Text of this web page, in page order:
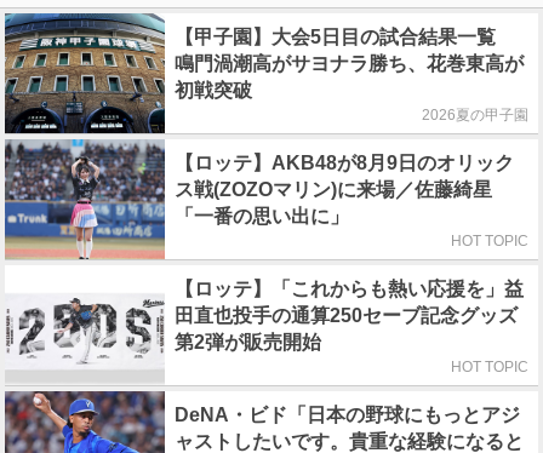
【甲子園】大会5日目の試合結果一覧
鳴門渦潮高がサヨナラ勝ち、花巻東高が
初戦突破
2026夏の甲子園
【ロッテ】AKB48が8月9日のオリック
ス戦(ZOZOマリン)に来場／佐藤綺星
「一番の思い出に」
HOT TOPIC
【ロッテ】「これからも熱い応援を」益
田直也投手の通算250セーブ記念グッズ
第2弾が販売開始
HOT TOPIC
DeNA・ビド「日本の野球にもっとアジ
ャストしたいです。貴重な経験になると